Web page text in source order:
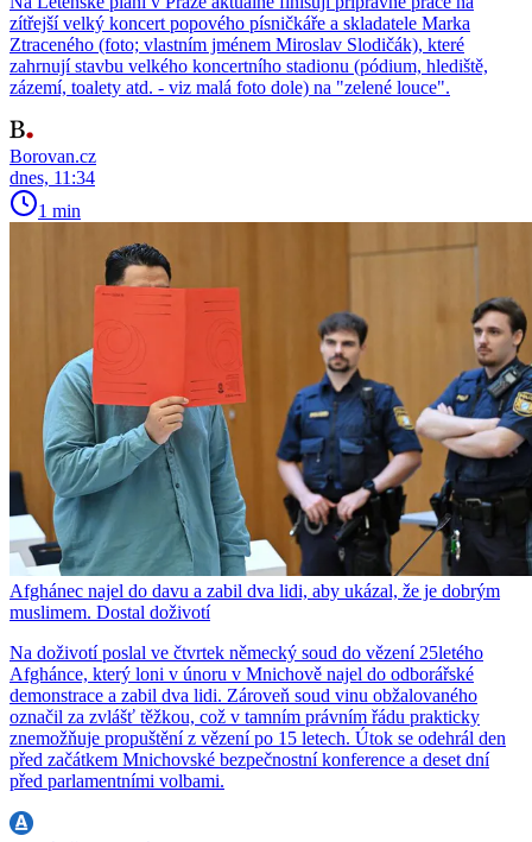
zítřejší velký koncert popového písničkáře a skladatele Marka
Ztraceného (foto; vlastním jménem Miroslav Slodičák), které
zahrnují stavbu velkého koncertního stadionu (pódium, hlediště,
zázemí, toalety atd. - viz malá foto dole) na "zelené louce".
Borovan.cz
dnes, 11:34
1 min
Afghánec najel do davu a zabil dva lidi, aby ukázal, že je dobrým
muslimem. Dostal doživotí
Na doživotí poslal ve čtvrtek německý soud do vězení 25letého
Afghánce, který loni v únoru v Mnichově najel do odborářské
demonstrace a zabil dva lidi. Zároveň soud vinu obžalovaného
označil za zvlášť těžkou, což v tamním právním řádu prakticky
znemožňuje propuštění z vězení po 15 letech. Útok se odehrál den
před začátkem Mnichovské bezpečnostní konference a deset dní
před parlamentními volbami.